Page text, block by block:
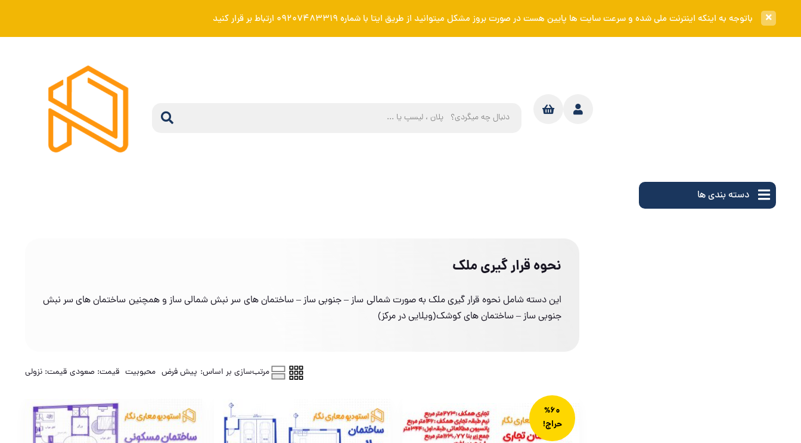
باتوجه به اینکه اینترنت ملی شده و سرعت سایت ها پایین هست در صورت بروز مشکل میتوانید از طریق ایتا با شماره 09207483319 ارتباط بر قرار کنید
دسته بندی ها
نحوه قرار گیری ملک
این دسته شامل نحوه قرار گیری ملک به صورت شمالی ساز – جنوبی ساز – ساختمان های سر نبش شمالی ساز و همچنین ساختمان های سر نبش
جنوبی ساز – ساختمان های کوشک(ویلایی در مرکز)
مرتب‌سازی بر اساس: پیش فرض محبوبیت قیمت: صعودی قیمت: نزولی
%60
حراج!